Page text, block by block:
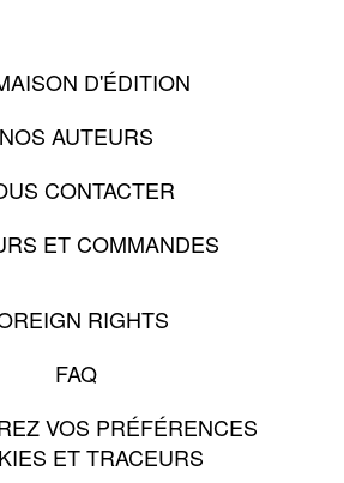
D'ÉDITION
NOS AUTEURS
CONTACTER
ET COMMANDES
RIGHTS
FAQ
VOS PRÉFÉRENCES
ET TRACEURS